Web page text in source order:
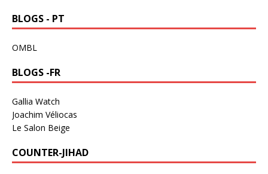
BLOGS - PT
OMBL
BLOGS -FR
Gallia Watch
Joachim Véliocas
Le Salon Beige
COUNTER-JIHAD